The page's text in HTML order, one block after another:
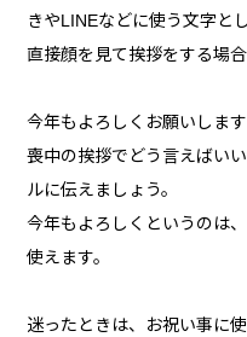
きやLINEなどに使う文字と
直接顔を見て挨拶をする場
今年もよろしくお願いしま
喪中の挨拶でどう言えばい
ルに伝えましょう。
今年もよろしくというのは
使えます。
迷ったときは、お祝い事に